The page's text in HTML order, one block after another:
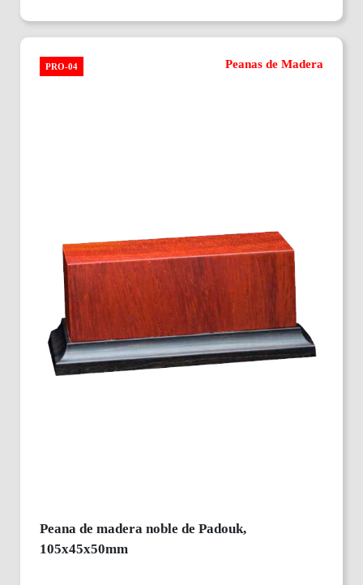
PRO-04 Peanas de Madera
Peana de madera noble de Padouk,
105x45x50mm